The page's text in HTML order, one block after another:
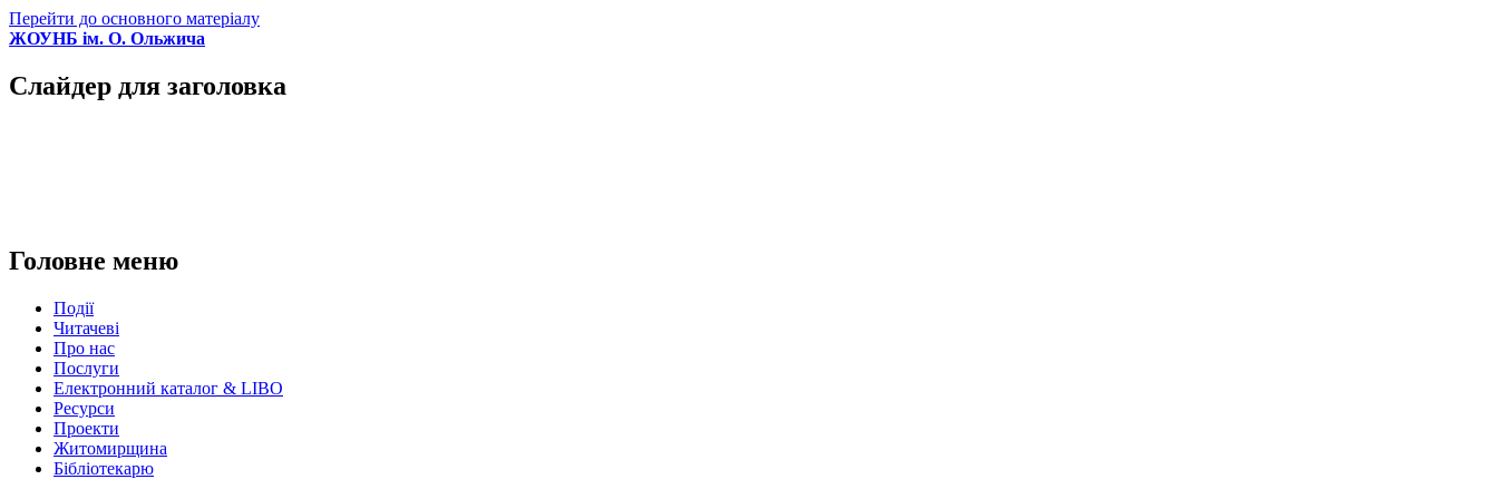
Перейти до основного матеріалу
ЖОУНБ ім. О. Ольжича
Слайдер для заголовка
Головне меню
Події
Читачеві
Про нас
Послуги
Електронний каталог & LIBO
Ресурси
Проекти
Житомирщина
Бібліотекарю